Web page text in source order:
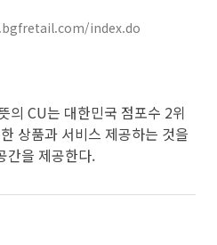
index.do
의 CU는 대한민국 점포수 2위
상품과 서비스 제공하는 것을
간을 제공한다.